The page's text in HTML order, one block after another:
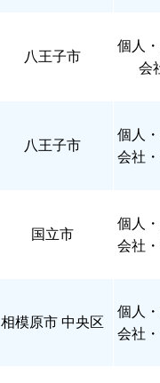
八王子市
個人
会
八王子市
個人
会社
国立市
個人
会社
相模原市 中央区
個人
会社